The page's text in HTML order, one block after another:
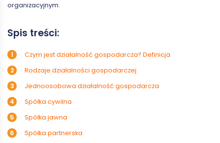
organizacyjnym.
Spis treści:
Czym jest działalność gospodarcza? Definicja
Rodzaje działalności gospodarczej
Jednoosobowa działalność gospodarcza
Spółka cywilna
Spółka jawna
Spółka partnerska